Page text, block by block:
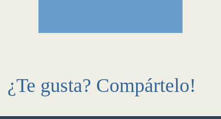
¿Te gusta? Compártelo!